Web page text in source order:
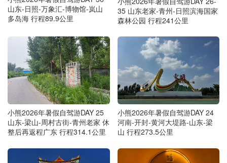
山东-日照-万象汇-博物馆-岚山
多岛海 行程89.9公里
35 山东老家-青州-日照滨海国家
森林公园 行程241公里
小熊2026年暑假自驾游DAY 25
山东-梁山-周村古街-青州老家 休
整后再返程广东 行程314.1公里
小熊2026年暑假自驾游DAY 24
河南-开封-黄河大堤路-山东-梁
山 行程273.5公里